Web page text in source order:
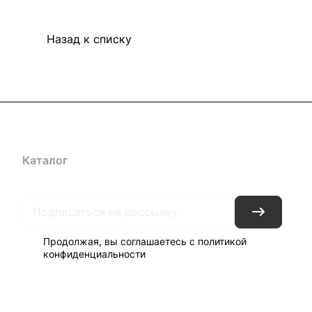
Назад к списку
Каталог
Продолжая, вы соглашаетесь с политикой
конфиденциальности